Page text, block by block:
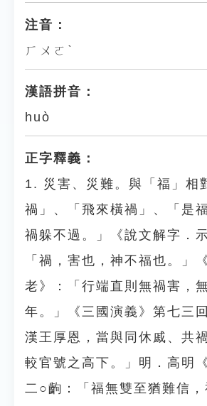
注音：
ㄏㄨㄛˋ
漢語拼音：
huò
正字釋義：
1. 災害、災難。與「福」相
禍」、「飛來橫禍」、「是
禍躲不過。」《說文解字．
「禍，害也，神不福也。」
老》：「行端直則無禍害，
年。」《三國演義》第七三
漢王厚恩，當與同休戚、共
較官號之高下。」明．高明
二○齣：「福無雙至猶難信